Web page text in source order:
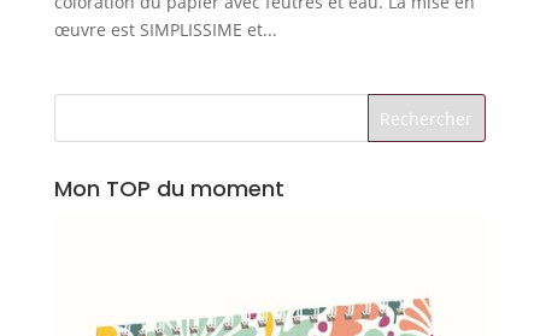
œuvre est SIMPLISSIME et...
Mon TOP du moment